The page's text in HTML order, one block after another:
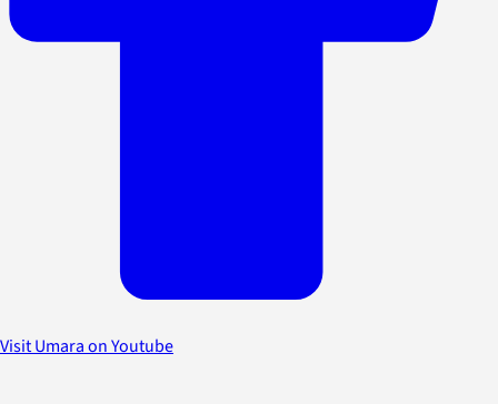
Visit Umara on Youtube